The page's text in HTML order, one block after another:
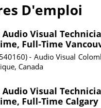
D'emploi
Audio Visual
Full-Time
Audio Visual
Canada
Audio Visual
Full-Time Calgary